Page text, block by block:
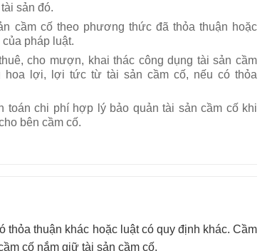
sản đó.
cầm cố theo phương thức đã thỏa thuận hoặc
pháp luật.
cho mượn, khai thác công dụng tài sản cầm
hoa lợi, lợi tức từ tài sản cầm cố, nếu có thỏa
toán chi phí hợp lý bảo quản tài sản cầm cố khi
bên cầm cố.
thuận khác hoặc luật có quy định khác. Cầm
cố nắm giữ tài sản cầm cố.